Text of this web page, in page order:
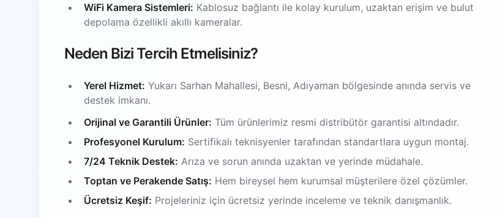
WiFi Kamera Sistemleri: Kablosuz bağlantı ile kolay kurulum, uzaktan erişim ve bulut
depolama özellikli akıllı kameralar.
Neden Bizi Tercih Etmelisiniz?
Yerel Hizmet: Yukarı Sarhan Mahallesi, Besni, Adıyaman bölgesinde anında servis ve
destek imkanı.
Orijinal ve Garantili Ürünler: Tüm ürünlerimiz resmi distribütör garantisi altındadır.
Profesyonel Kurulum: Sertifikalı teknisyenler tarafından standartlara uygun montaj.
7/24 Teknik Destek: Arıza ve sorun anında uzaktan ve yerinde müdahale.
Toptan ve Perakende Satış: Hem bireysel hem kurumsal müşterilere özel çözümler.
Ücretsiz Keşif: Projeleriniz için ücretsiz yerinde inceleme ve teknik danışmanlık.